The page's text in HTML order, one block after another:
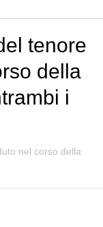
tenore
della
i
nel corso della